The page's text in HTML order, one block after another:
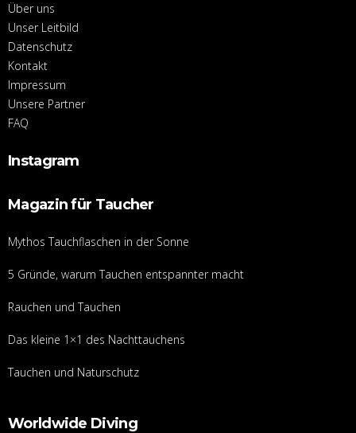
Über uns
Unser Leitbild
Datenschutz
Kontakt
Impressum
Unsere Partner
FAQ
Instagram
Magazin für Taucher
Mythos Tauchflaschen in der Sonne
5 Gründe, warum Tauchen entspannter macht
Rauchen und Tauchen
Das kleine 1×1 des Nachttauchens
Tauchen und Naturschutz
Worldwide Diving